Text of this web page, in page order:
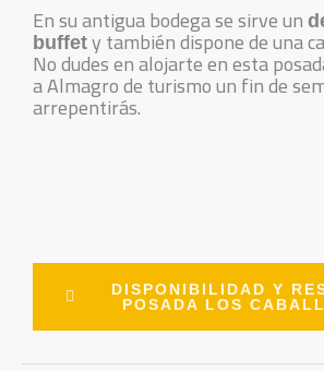
En su antigua bodega se sirve un
buffet y también dispone de una
No dudes en alojarte en esta
a Almagro de turismo un fin de
arrepentirás.
DISPONIBILIDAD Y
POSADA LOS